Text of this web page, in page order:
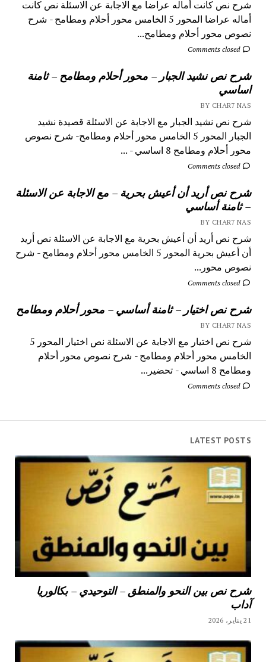
شرح نص كانت أماله عراضا مع الاجابة عن الاسئلة نص كانت
أماله عراضا المحور 5 الخامس محور أحلام ومطامح - شرح
نصوص محور أحلام ومطامح...
Comments closed
شرح نص نشيد الجبار – محور أحلام ومطامح – ثامنة
اساسي
BY CHAR7 NAS
شرح نص نشيد الجبار مع الاجابة عن الاسئلة قصيدة نشيد
الجبار المحور 5 الخامس محور أحلام ومطامح- شرح نصوص
محور أحلام ومطامح 8 اساسي - ...
Comments closed
شرح نص أريد أن أعيش بحرية – مع الاجابة عن الاسئلة
– ثامنة أساسي
BY CHAR7 NAS
شرح نص أريد أن أعيش بحرية مع الاجابة عن الاسئلة نص أريد
أن أعيش بحرية المحور 5 الخامس محور أحلام ومطامح - شرح
نصوص محور...
Comments closed
شرح نص اختيار – ثامنة أساسي – محور أحلام ومطامح
BY CHAR7 NAS
شرح نص اختيار مع الاجابة عن الاسئلة نص اختيار المحور 5
الخامس محور أحلام ومطامح - شرح نصوص محور أحلام
ومطامح 8 اساسي - تحضير...
Comments closed
LATEST POSTS
شرح نص بين النحو والمنطق – التوحيدي – بكالوريا
آداب
21 يناير، 2026